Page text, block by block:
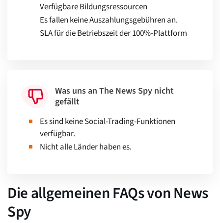
Verfügbare Bildungsressourcen
Es fallen keine Auszahlungsgebühren an.
SLA für die Betriebszeit der 100%-Plattform
Was uns an The News Spy nicht
gefällt
Es sind keine Social-Trading-Funktionen
verfügbar.
Nicht alle Länder haben es.
Die allgemeinen FAQs von News
Spy